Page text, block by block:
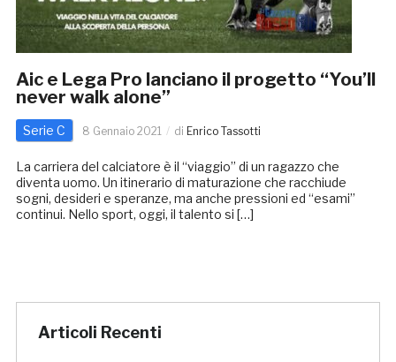
Aic e Lega Pro lanciano il progetto “You’ll
never walk alone”
Serie C 8 Gennaio 2021 di Enrico Tassotti
La carriera del calciatore è il “viaggio” di un ragazzo che
diventa uomo. Un itinerario di maturazione che racchiude
sogni, desideri e speranze, ma anche pressioni ed “esami”
continui. Nello sport, oggi, il talento si […]
Articoli Recenti